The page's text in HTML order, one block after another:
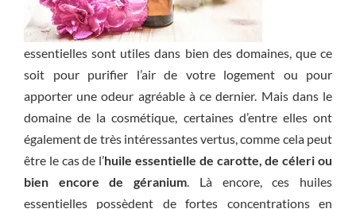
essentielles sont utiles dans bien des domaines, que ce
soit pour purifier l’air de votre logement ou pour
apporter une odeur agréable à ce dernier. Mais dans le
domaine de la cosmétique, certaines d’entre elles ont
également de très intéressantes vertus, comme cela peut
être le cas de l’huile essentielle de carotte, de céleri ou
bien encore de géranium . Là encore, ces huiles
essentielles possèdent de fortes concentrations en